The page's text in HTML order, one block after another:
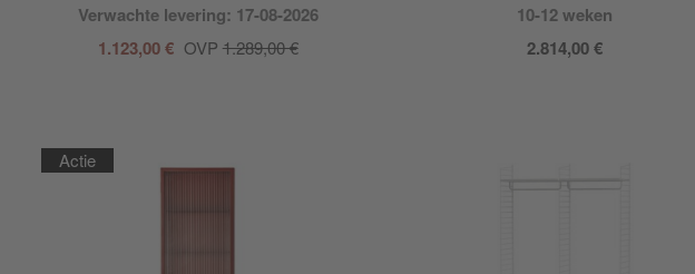
Verwachte levering: 17-08-2026
1.123,00 € OVP 1.289,00 €
10-12 weken
2.814,00 €
Actie